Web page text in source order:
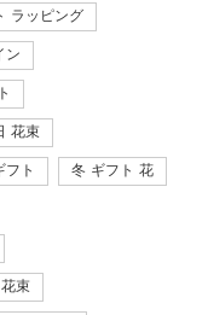
ラッピング
ン
花束
フト 冬 ギフト 花
束